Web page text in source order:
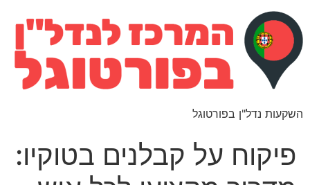
השקעות נדל"ן בפורטוגל
פיקוח על קבלנים בטוקיו: